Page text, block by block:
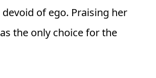
of ego. Praising her
the only choice for the